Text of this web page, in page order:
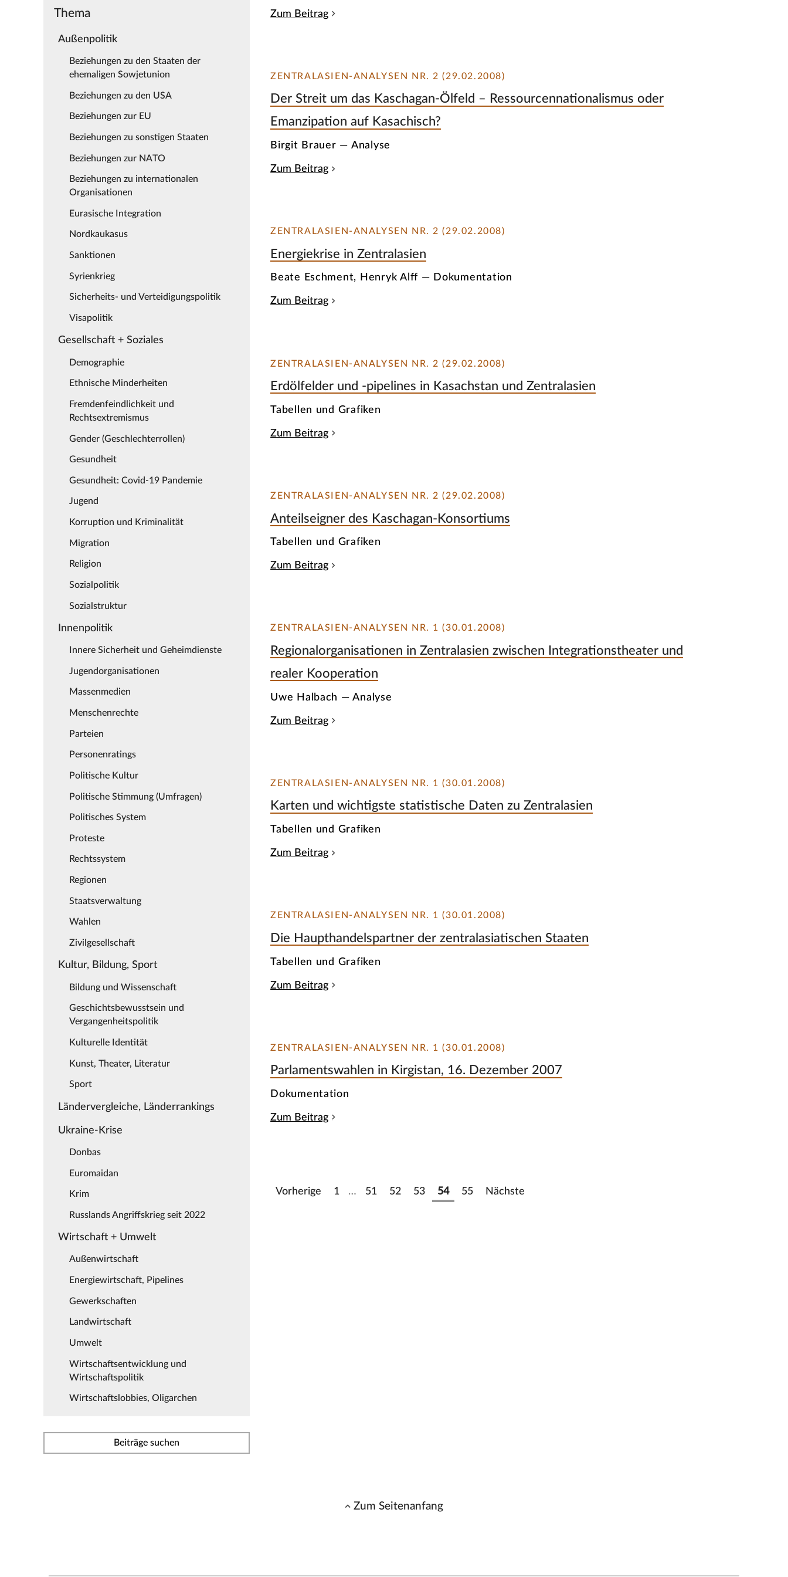
Thema
Außenpolitik
Beziehungen zu den Staaten der
ehemaligen Sowjetunion
Beziehungen zu den USA
Beziehungen zur EU
Beziehungen zu sonstigen Staaten
Beziehungen zur NATO
Beziehungen zu internationalen
Organisationen
Eurasische Integration
Nordkaukasus
Sanktionen
Syrienkrieg
Sicherheits- und Verteidigungspolitik
Visapolitik
Gesellschaft + Soziales
Demographie
Ethnische Minderheiten
Fremdenfeindlichkeit und
Rechtsextremismus
Gender (Geschlechterrollen)
Gesundheit
Gesundheit: Covid-19 Pandemie
Jugend
Korruption und Kriminalität
Migration
Religion
Sozialpolitik
Sozialstruktur
Innenpolitik
Innere Sicherheit und Geheimdienste
Jugendorganisationen
Massenmedien
Menschenrechte
Parteien
Personenratings
Politische Kultur
Politische Stimmung (Umfragen)
Politisches System
Proteste
Rechtssystem
Regionen
Staatsverwaltung
Wahlen
Zivilgesellschaft
Kultur, Bildung, Sport
Bildung und Wissenschaft
Geschichtsbewusstsein und
Vergangenheitspolitik
Kulturelle Identität
Kunst, Theater, Literatur
Sport
Ländervergleiche, Länderrankings
Ukraine-Krise
Donbas
Euromaidan
Krim
Russlands Angriffskrieg seit 2022
Wirtschaft + Umwelt
Außenwirtschaft
Energiewirtschaft, Pipelines
Gewerkschaften
Landwirtschaft
Umwelt
Wirtschaftsentwicklung und
Wirtschaftspolitik
Wirtschaftslobbies, Oligarchen
Beiträge suchen
Zum Beitrag
ZENTRALASIEN-ANALYSEN NR. 2 (29.02.2008)
Der Streit um das Kaschagan-Ölfeld – Ressourcennationalismus oder
Emanzipation auf Kasachisch?
Birgit Brauer — Analyse
Zum Beitrag
ZENTRALASIEN-ANALYSEN NR. 2 (29.02.2008)
Energiekrise in Zentralasien
Beate Eschment, Henryk Alff — Dokumentation
Zum Beitrag
ZENTRALASIEN-ANALYSEN NR. 2 (29.02.2008)
Erdölfelder und -pipelines in Kasachstan und Zentralasien
Tabellen und Grafiken
Zum Beitrag
ZENTRALASIEN-ANALYSEN NR. 2 (29.02.2008)
Anteilseigner des Kaschagan-Konsortiums
Tabellen und Grafiken
Zum Beitrag
ZENTRALASIEN-ANALYSEN NR. 1 (30.01.2008)
Regionalorganisationen in Zentralasien zwischen Integrationstheater und
realer Kooperation
Uwe Halbach — Analyse
Zum Beitrag
ZENTRALASIEN-ANALYSEN NR. 1 (30.01.2008)
Karten und wichtigste statistische Daten zu Zentralasien
Tabellen und Grafiken
Zum Beitrag
ZENTRALASIEN-ANALYSEN NR. 1 (30.01.2008)
Die Haupthandelspartner der zentralasiatischen Staaten
Tabellen und Grafiken
Zum Beitrag
ZENTRALASIEN-ANALYSEN NR. 1 (30.01.2008)
Parlamentswahlen in Kirgistan, 16. Dezember 2007
Dokumentation
Zum Beitrag
Vorherige 1 … 51 52 53 54 55 Nächste
Zum Seitenanfang